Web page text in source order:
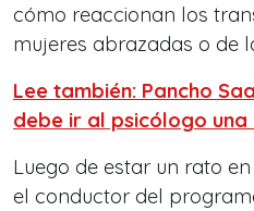
cómo reaccionan los
mujeres abrazadas o de
Lee también: Pancho
debe ir al psicólogo una
Luego de estar un rato
el conductor del